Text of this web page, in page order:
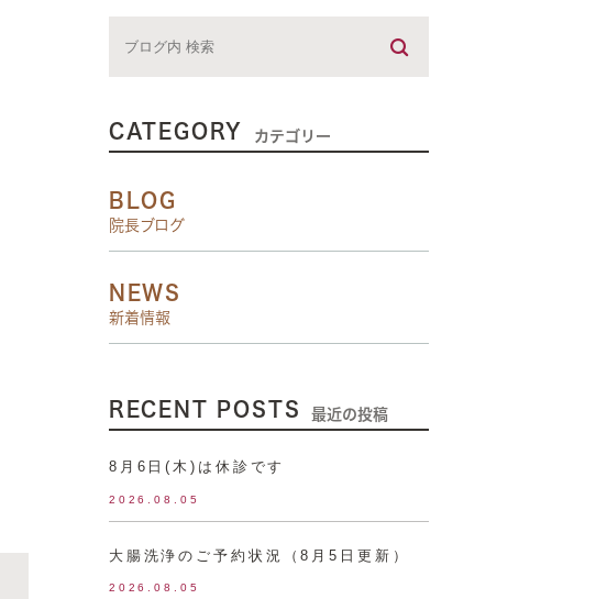
CATEGORY カテゴリー
BLOG
院長ブログ
NEWS
新着情報
RECENT POSTS 最近の投稿
8月6日(木)は休診です
2026.08.05
大腸洗浄のご予約状況（8月5日更新）
2026.08.05